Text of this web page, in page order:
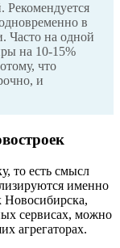
Рекомендуется
в
на одной
на 10-15%
что
и
то есть смысл
именно
Новосибирска,
сервисах, можно
агрегаторах.